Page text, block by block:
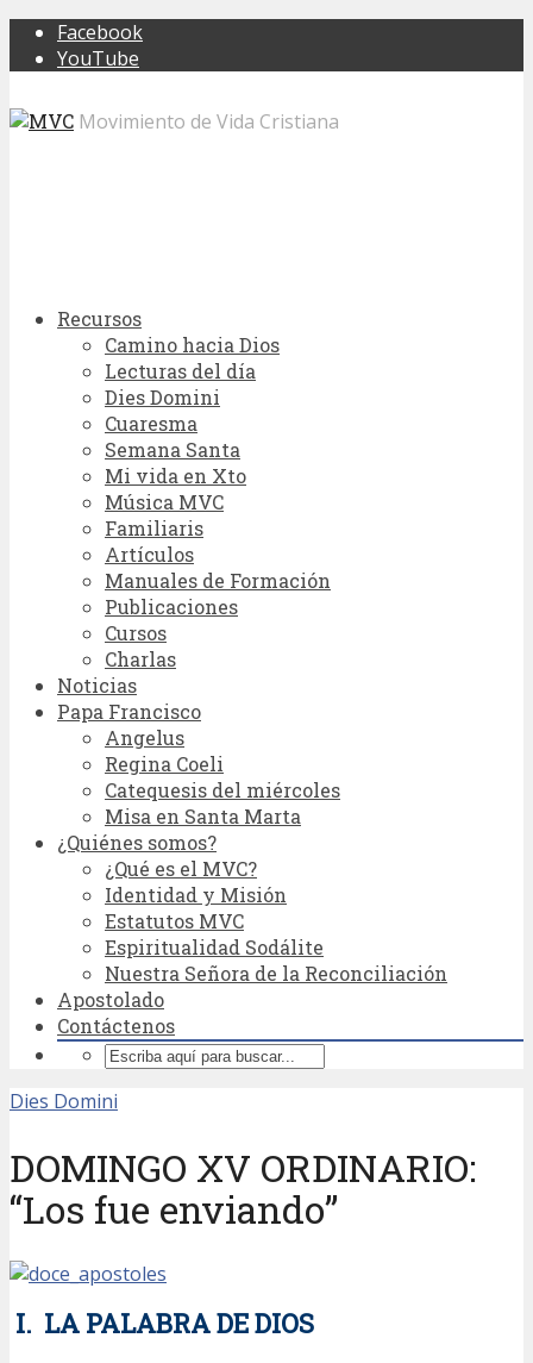
Facebook
YouTube
Movimiento de Vida Cristiana
Recursos
Camino hacia Dios
Lecturas del día
Dies Domini
Cuaresma
Semana Santa
Mi vida en Xto
Música MVC
Familiaris
Artículos
Manuales de Formación
Publicaciones
Cursos
Charlas
Noticias
Papa Francisco
Angelus
Regina Coeli
Catequesis del miércoles
Misa en Santa Marta
¿Quiénes somos?
¿Qué es el MVC?
Identidad y Misión
Estatutos MVC
Espiritualidad Sodálite
Nuestra Señora de la Reconciliación
Apostolado
Contáctenos
Dies Domini
DOMINGO XV ORDINARIO:
“Los fue enviando”
I. LA PALABRA DE DIOS